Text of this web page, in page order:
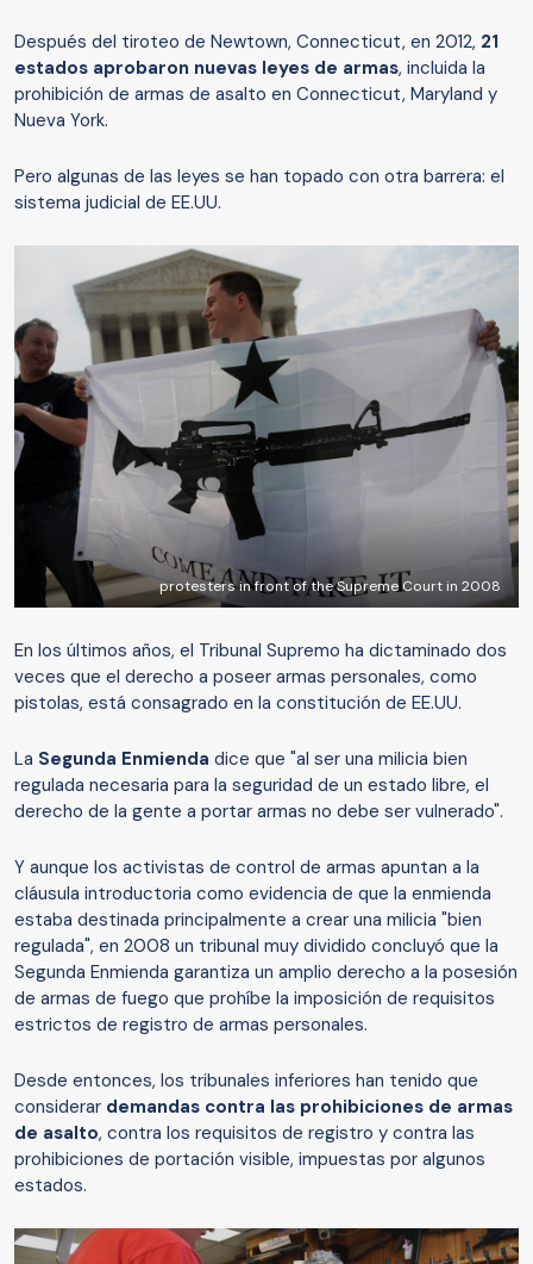
Después del tiroteo de Newtown, Connecticut, en 2012, 21
estados aprobaron nuevas leyes de armas, incluida la
prohibición de armas de asalto en Connecticut, Maryland y
Nueva York.
Pero algunas de las leyes se han topado con otra barrera: el
sistema judicial de EE.UU.
protesters in front of the Supreme Court in 2008
En los últimos años, el Tribunal Supremo ha dictaminado dos
veces que el derecho a poseer armas personales, como
pistolas, está consagrado en la constitución de EE.UU.
La Segunda Enmienda dice que "al ser una milicia bien
regulada necesaria para la seguridad de un estado libre, el
derecho de la gente a portar armas no debe ser vulnerado".
Y aunque los activistas de control de armas apuntan a la
cláusula introductoria como evidencia de que la enmienda
estaba destinada principalmente a crear una milicia "bien
regulada", en 2008 un tribunal muy dividido concluyó que la
Segunda Enmienda garantiza un amplio derecho a la posesión
de armas de fuego que prohíbe la imposición de requisitos
estrictos de registro de armas personales.
Desde entonces, los tribunales inferiores han tenido que
considerar demandas contra las prohibiciones de armas
de asalto, contra los requisitos de registro y contra las
prohibiciones de portación visible, impuestas por algunos
estados.